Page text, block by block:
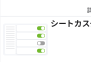
シートカ